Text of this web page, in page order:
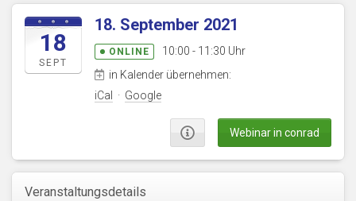
18
SEPT
18. September 2021
ONLINE
10:00 - 11:30 Uhr
in Kalender übernehmen:
iCal
· Google
Webinar in conrad
Veranstaltungsdetails